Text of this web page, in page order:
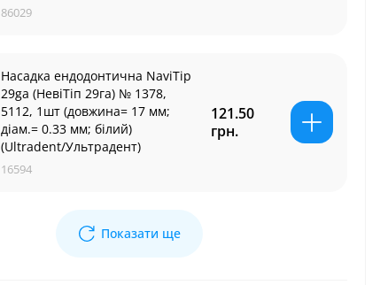
86029
Насадка ендодонтична NaviTip
29ga (НевіТіп 29га) № 1378,
5112, 1шт (довжина= 17 мм;
діам.= 0.33 мм; білий)
(Ultradent/Ультрадент)
16594
121.50
грн.
Показати ще